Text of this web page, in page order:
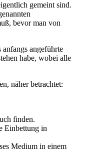
gemeint sind.
bevor man von
angeführte
habe, wobei alle
näher betrachtet:
finden.
Einbettung in
Medium in einem